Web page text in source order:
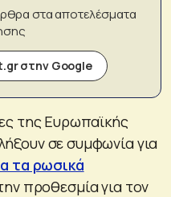
στα αποτελέσματα
στην Google
της Ευρωπαϊκής
σε συμφωνία για
τα ρωσικά
προθεσμία για τον